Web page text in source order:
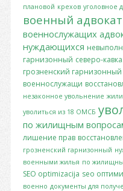
плановой крехов уголовное
военный адвокат
военнослужащих
нуждающихся
гарнизонный северо-
грозненский
военнослужащи
незаконное увольнение
уволиться из 18 ОМСБ
по жилищным
лишение прав
грозненский гарнизонный
военными жилья по
SEO optimizacija seo
военно документы для